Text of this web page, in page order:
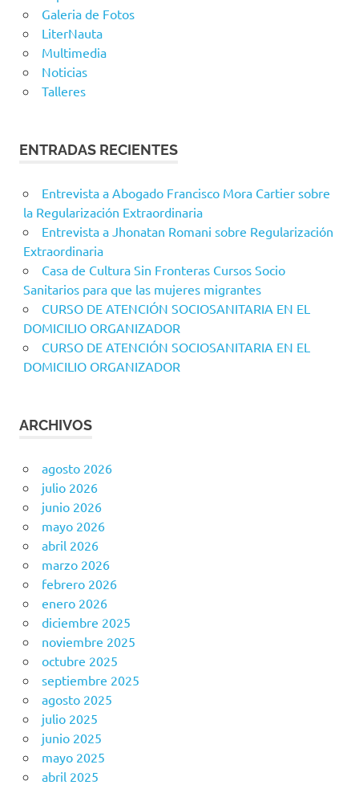
Galeria de Fotos
LiterNauta
Multimedia
Noticias
Talleres
ENTRADAS RECIENTES
Entrevista a Abogado Francisco Mora Cartier sobre
la Regularización Extraordinaria
Entrevista a Jhonatan Romani sobre Regularización
Extraordinaria
Casa de Cultura Sin Fronteras Cursos Socio
Sanitarios para que las mujeres migrantes
CURSO DE ATENCIÓN SOCIOSANITARIA EN EL
DOMICILIO ORGANIZADOR
CURSO DE ATENCIÓN SOCIOSANITARIA EN EL
DOMICILIO ORGANIZADOR
ARCHIVOS
agosto 2026
julio 2026
junio 2026
mayo 2026
abril 2026
marzo 2026
febrero 2026
enero 2026
diciembre 2025
noviembre 2025
octubre 2025
septiembre 2025
agosto 2025
julio 2025
junio 2025
mayo 2025
abril 2025